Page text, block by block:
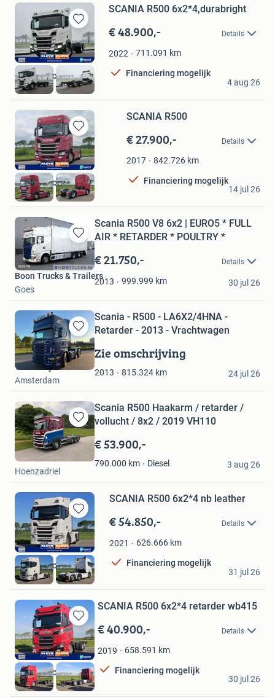
Bewaren
in
Mijn
Favorieten
SCANIA R500 6x2*4,durabright
€ 48.900,- Details
2022 711.091 km
Financiering mogelijk
Kleyn Trucks BV
Vuren
4 aug 26
Bewaren
in
Mijn
Favorieten
SCANIA R500
€ 27.900,- Details
2017 842.726 km
Financiering mogelijk
Kleyn Trucks BV
Vuren
14 jul 26
Bewaren
in
Mijn
Favorieten
Scania R500 V8 6x2 | EURO5 * FULL
AIR * RETARDER * POULTRY *
€ 21.750,- Details
2013 999.999 km
Boon Trucks & Trailers
Goes
30 jul 26
Bewaren
in
Mijn
Favorieten
Scania - R500 - LA6X2/4HNA -
Retarder - 2013 - Vrachtwagen
Zie omschrijving
2013 815.324 km
Troostwijk Auctions
Amsterdam
24 jul 26
Bewaren
in
Favorieten
Scania R500 Haakarm / retarder /
vollucht / 8x2 / 2019 VH110
€ 53.900,-
790.000 km Diesel
Van Hezik Machines
Hoenzadriel
3 aug 26
Bewaren
in
Mijn
Favorieten
SCANIA R500 6x2*4 nb leather
€ 54.850,- Details
2021 626.666 km
Financiering mogelijk
Kleyn Trucks BV
Vuren
31 jul 26
Bewaren
in
Mijn
Favorieten
SCANIA R500 6x2*4 retarder wb415
€ 40.900,- Details
2019 658.591 km
Financiering mogelijk
Kleyn Trucks BV
Vuren
30 jul 26